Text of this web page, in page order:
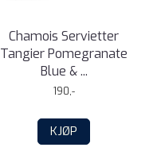
Chamois Servietter
Tangier Pomegranate
Blue & ...
190,-
KJØP